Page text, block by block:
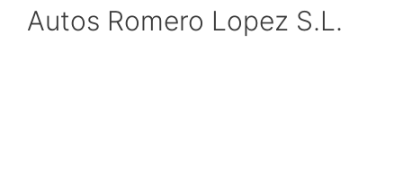
Autos Romero Lopez S.L.